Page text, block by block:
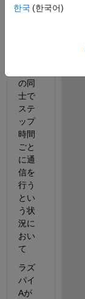
し，
の同
士で
ステ
ップ
時間
ごと
に通
信を
行う
とい
う状
況に
おい
て
ラズ
パイ
Aが
한국 (한국어)